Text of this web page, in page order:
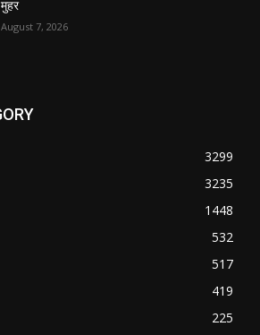
मुहर
August 7, 2026
3299
3235
1448
532
517
419
225